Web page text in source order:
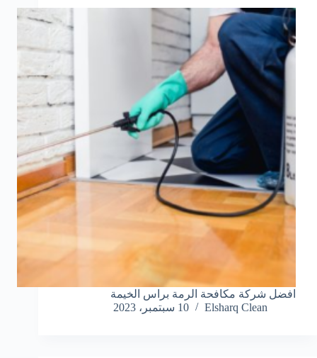
افضل شركة مكافحة الرمة براس الخيمة
Elsharq Clean
10 سبتمبر، 2023